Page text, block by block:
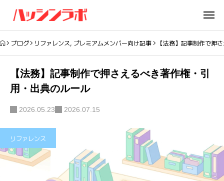
ブログ リファレンス, プレミアムメンバー向け記事 【法務】記事制作で押
【法務】記事制作で押さえるべき著作権・引
用・出典のルール
2026.05.23 2026.07.15
リファレンス